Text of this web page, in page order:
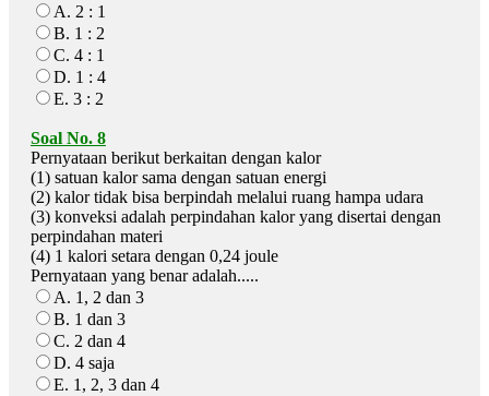
A. 2 : 1
B. 1 : 2
C. 4 : 1
D. 1 : 4
E. 3 : 2
Soal No. 8
Pernyataan berikut berkaitan dengan kalor
(1) satuan kalor sama dengan satuan energi
(2) kalor tidak bisa berpindah melalui ruang hampa udara
(3) konveksi adalah perpindahan kalor yang disertai dengan
perpindahan materi
(4) 1 kalori setara dengan 0,24 joule
Pernyataan yang benar adalah.....
A. 1, 2 dan 3
B. 1 dan 3
C. 2 dan 4
D. 4 saja
E. 1, 2, 3 dan 4